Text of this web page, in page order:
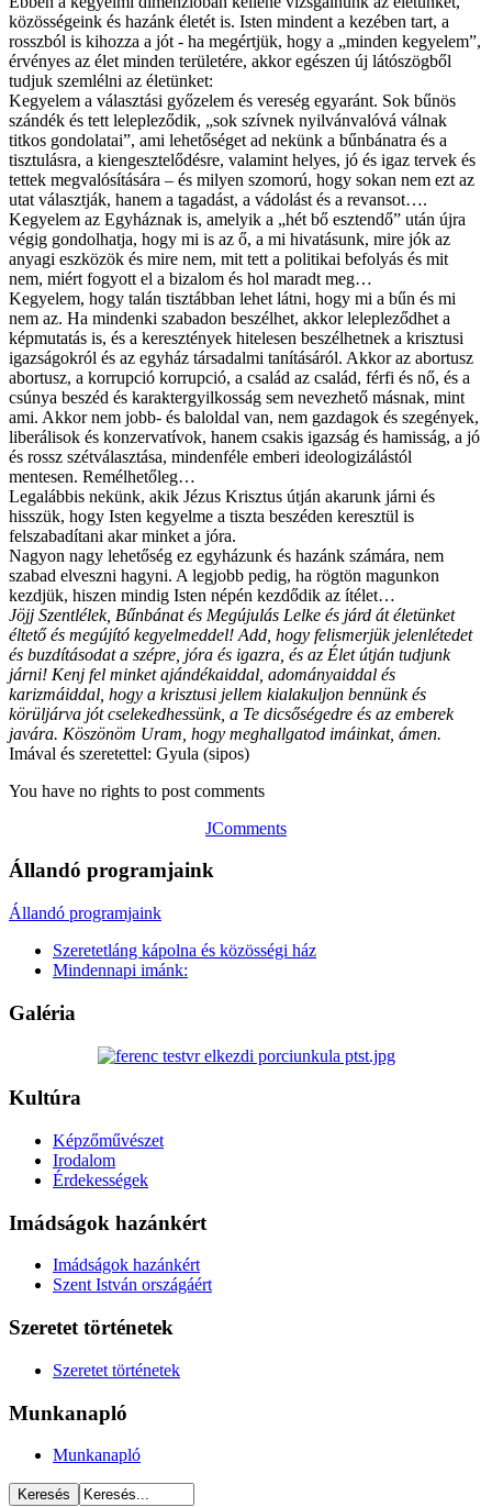
közösségeink és hazánk életét is. Isten mindent a kezében tart, a
rosszból is kihozza a jót - ha megértjük, hogy a „minden kegyelem”,
érvényes az élet minden területére, akkor egészen új látószögből
tudjuk szemlélni az életünket:
Kegyelem a választási győzelem és vereség egyaránt. Sok bűnös
szándék és tett lelepleződik, „sok szívnek nyilvánvalóvá válnak
titkos gondolatai”, ami lehetőséget ad nekünk a bűnbánatra és a
tisztulásra, a kiengesztelődésre, valamint helyes, jó és igaz tervek és
tettek megvalósítására – és milyen szomorú, hogy sokan nem ezt az
utat választják, hanem a tagadást, a vádolást és a revansot….
Kegyelem az Egyháznak is, amelyik a „hét bő esztendő” után újra
végig gondolhatja, hogy mi is az ő, a mi hivatásunk, mire jók az
anyagi eszközök és mire nem, mit tett a politikai befolyás és mit
nem, miért fogyott el a bizalom és hol maradt meg…
Kegyelem, hogy talán tisztábban lehet látni, hogy mi a bűn és mi
nem az. Ha mindenki szabadon beszélhet, akkor lelepleződhet a
képmutatás is, és a keresztények hitelesen beszélhetnek a krisztusi
igazságokról és az egyház társadalmi tanításáról. Akkor az abortusz
abortusz, a korrupció korrupció, a család az család, férfi és nő, és a
csúnya beszéd és karaktergyilkosság sem nevezhető másnak, mint
ami. Akkor nem jobb- és baloldal van, nem gazdagok és szegények,
liberálisok és konzervatívok, hanem csakis igazság és hamisság, a jó
és rossz szétválasztása, mindenféle emberi ideologizálástól
mentesen. Remélhetőleg…
Legalábbis nekünk, akik Jézus Krisztus útján akarunk járni és
hisszük, hogy Isten kegyelme a tiszta beszéden keresztül is
felszabadítani akar minket a jóra.
Nagyon nagy lehetőség ez egyházunk és hazánk számára, nem
szabad elveszni hagyni. A legjobb pedig, ha rögtön magunkon
kezdjük, hiszen mindig Isten népén kezdődik az ítélet…
Jöjj Szentlélek, Bűnbánat és Megújulás Lelke és járd át életünket
éltető és megújító kegyelmeddel! Add, hogy felismerjük jelenlétedet
és buzdításodat a szépre, jóra és igazra, és az Élet útján tudjunk
járni! Kenj fel minket ajándékaiddal, adományaiddal és
karizmáiddal, hogy a krisztusi jellem kialakuljon bennünk és
körüljárva jót cselekedhessünk, a Te dicsőségedre és az emberek
javára. Köszönöm Uram, hogy meghallgatod imáinkat, ámen.
Imával és szeretettel: Gyula (sipos)
You have no rights to post comments
JComments
Állandó programjaink
Állandó programjaink
Szeretetláng kápolna és közösségi ház
Mindennapi imánk:
Galéria
Kultúra
Képzőművészet
Irodalom
Érdekességek
Imádságok hazánkért
Imádságok hazánkért
Szent István országáért
Szeretet történetek
Szeretet történetek
Munkanapló
Munkanapló